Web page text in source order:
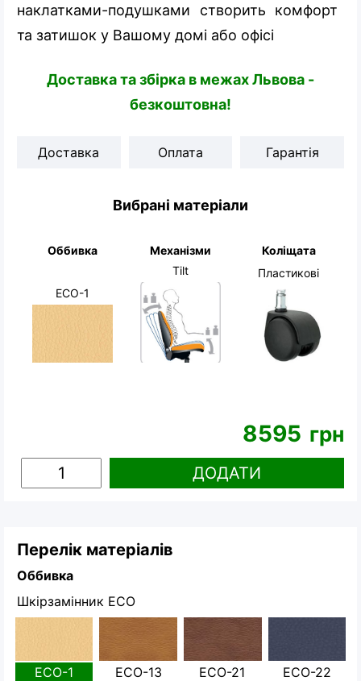
наклатками-подушками створить комфорт
та затишок у Вашому домі або офісі
Доставка та збірка в межах Львова -
безкоштовна!
Доставка Оплата Гарантія
Вибрані матеріали
Оббивка
ECO-1
Механізми
Tilt
Коліщата
Пластикові
8595 грн
ДОДАТИ
Перелік матеріалів
Оббивка
Шкірзамінник ECO
ECO-1 ECO-13 ECO-21 ECO-22